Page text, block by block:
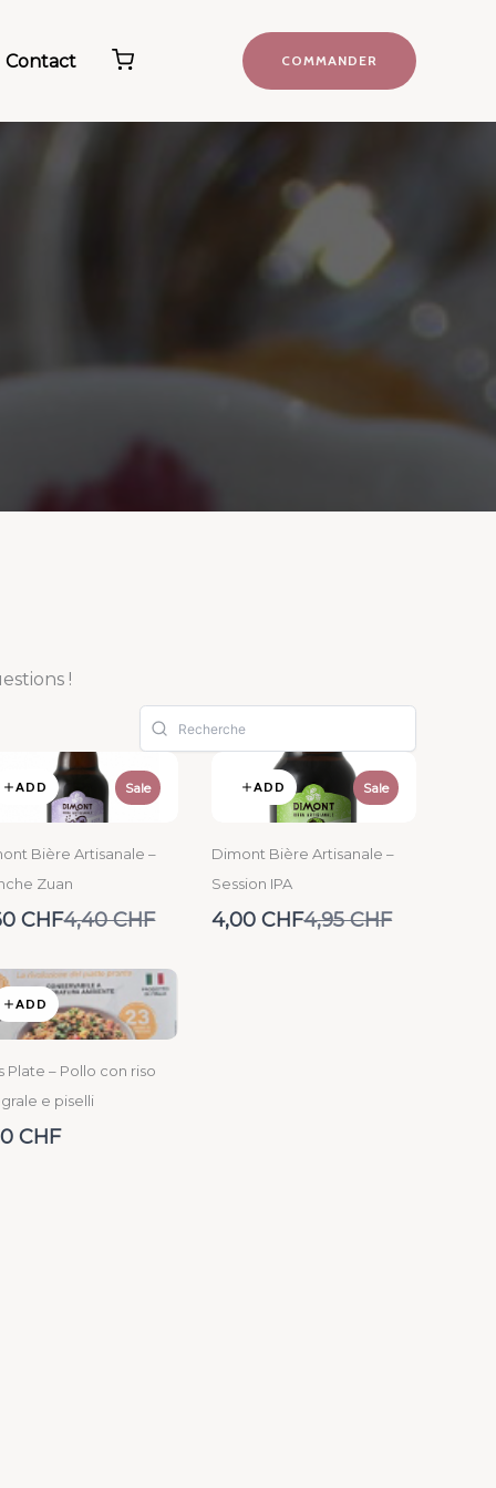
Contact COMMANDER
!
ADD Sale
Bière Artisanale –
Zuan
CHFCompare
4,40 CHF
ADD Sale
Dimont Bière Artisanale –
Session IPA
4,00 CHFCompare
4,95 CHF
ADD
Plate – Pollo con riso
e piselli
CHF